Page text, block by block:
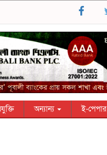
অন্যান্য ই-পেপার